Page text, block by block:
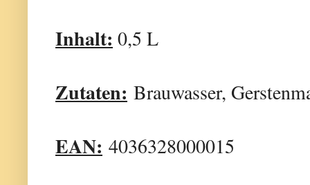
Inhalt: 0,5 L
Zutaten: Brauwasser,
EAN: 4036328000015